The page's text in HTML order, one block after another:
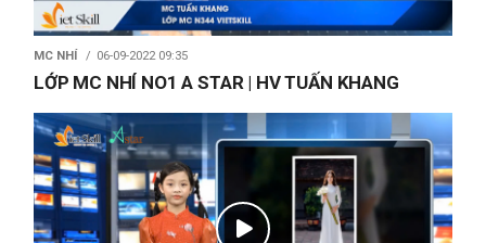
MC NHÍ 06-09-2022 09:35
LỚP MC NHÍ NO1 A STAR | HV TUẤN KHANG